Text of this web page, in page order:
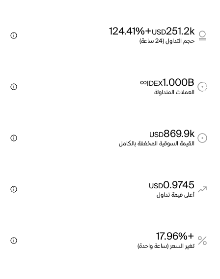
251.2k
USD
+124.41%
حجم التداول (24 ساعة)
1.000B
IDEX
∞
العملات المتداولة
869.9k
USD
القيمة السوقية المخففة بالكامل
0.9745
USD
أعلى قيمة تداول
+17.96%
تغير السعر (ساعة واحدة)